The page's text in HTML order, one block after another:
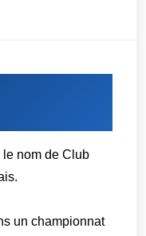
nom de Club
un championnat